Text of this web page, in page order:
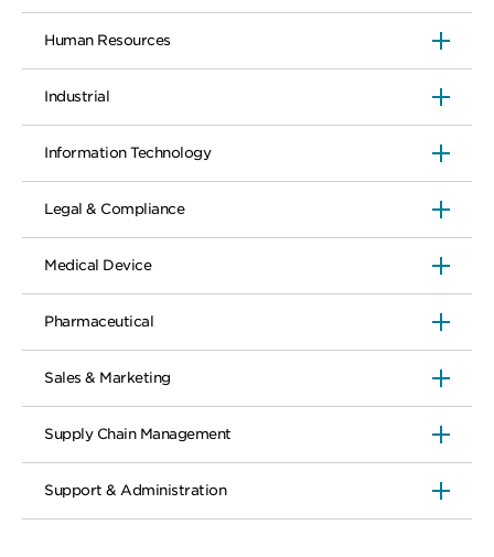
Human Resources
Industrial
Information Technology
Legal & Compliance
Medical Device
Pharmaceutical
Sales & Marketing
Supply Chain Management
Support & Administration